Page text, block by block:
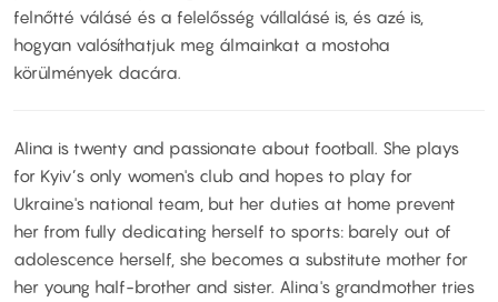
felnőtté válásé és a felelősség vállalásé is, és azé is,
hogyan valósíthatjuk meg álmainkat a mostoha
körülmények dacára.
Alina is twenty and passionate about football. She plays
for Kyiv’s only women's club and hopes to play for
Ukraine's national team, but her duties at home prevent
her from fully dedicating herself to sports: barely out of
adolescence herself, she becomes a substitute mother for
her young half-brother and sister. Alina's grandmother tries